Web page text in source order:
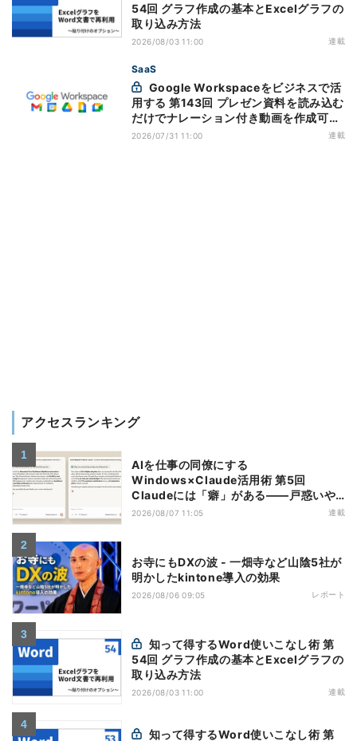
54回 グラフ作成の基本とExcelグラフの
取り込み方法
2026/08/03 11:00 連載
SaaS
用する 第143回 プレゼン資料を読み込む
だけでナレーション付き動画を作成可能
になった「Google Vids」
2026/07/31 11:00 連載
アクセスランキング
AIを仕事の同僚にする
Windows×Claude活用術 第5回
Claudeには「癖」がある――戸惑いや
すい7つの仕様
2026/08/07 11:05 連載
お寺にもDXの波 - 一畑寺など山陰5社が
明かしたkintone導入の効果
2026/08/06 09:05 レポート
54回 グラフ作成の基本とExcelグラフの
取り込み方法
2026/08/03 11:00 連載